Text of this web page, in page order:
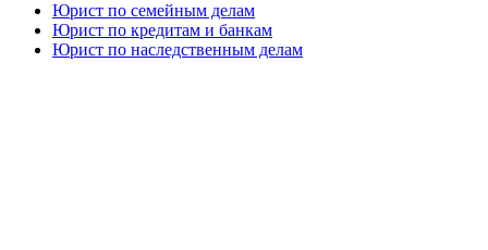
Юрист по семейным делам
Юрист по кредитам и банкам
Юрист по наследственным делам